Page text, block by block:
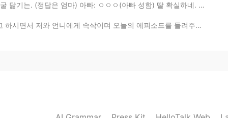
아빠: ㅇㅇㅇ(아빠 성함) 딸 확실하네. 피는 못 속는다니까. 나: 참.. 피가 거꾸로 흘러가...
오늘의 에피소드를 들려주셨다 엄마는 오늘 동네 편의점에 들렸었나보다 그리고 어느 낯선 젊...